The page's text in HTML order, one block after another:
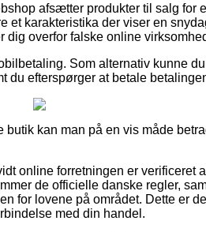
afsætter produkter til salg for
et karakteristika der viser en
dig overfor falske online
Som alternativ kunne
du efterspørger at betale
kan man på en vis måde
online forretningen er verificeret
de officielle danske regler,
for lovene på området. Dette er
med din handel.